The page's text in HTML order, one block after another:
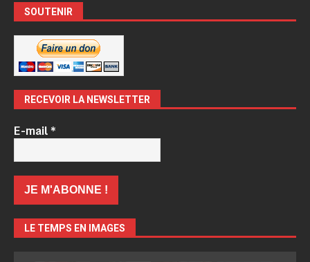
SOUTENIR
RECEVOIR LA NEWSLETTER
E-mail*
LE TEMPS EN IMAGES